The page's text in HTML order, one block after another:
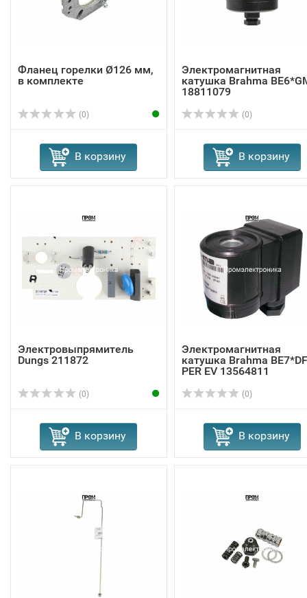
Фланец горелки Ø126 мм,
в комплекте
(0)
В корзину
Электромагнитная
катушка Brahma
18811079
(0)
В корзину
Электровыпрямитель
Dungs 211872
(0)
В корзину
Электромагнитная
катушка Brahma
PER EV 13564811
(0)
В корзину